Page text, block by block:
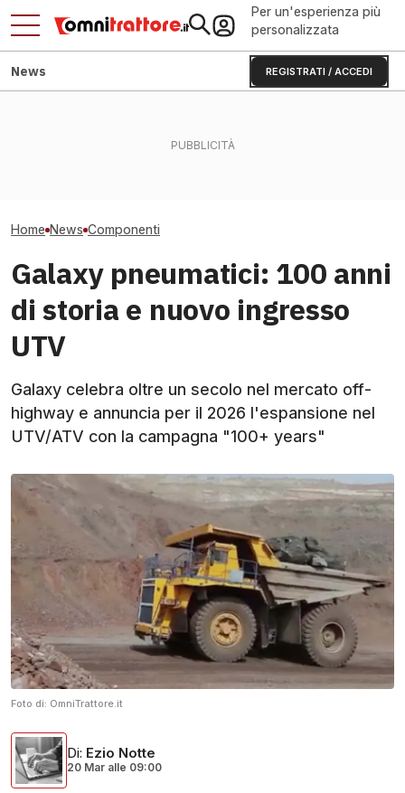
Per un'esperienza più
personalizzata
REGISTRATI / ACCEDI
News
Home News Componenti
Galaxy pneumatici: 100 anni
di storia e nuovo ingresso
UTV
Galaxy celebra oltre un secolo nel mercato off-
highway e annuncia per il 2026 l'espansione nel
UTV/ATV con la campagna "100+ years"
Foto di: OmniTrattore.it
Di: Ezio Notte
20 Mar alle 09:00